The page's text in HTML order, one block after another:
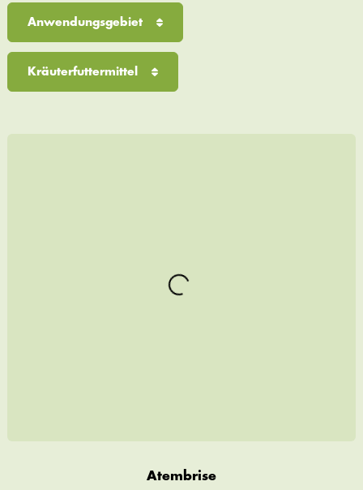
Anwendungsgebiet
Kräuterfuttermittel
Atembrise